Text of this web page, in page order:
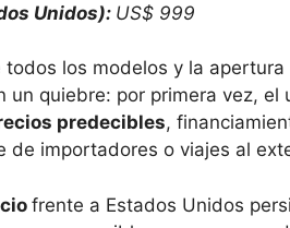
Unidos): US$ 999
los modelos y la
un quiebre: por primera vez, el
predecibles,
de importadores o viajes al
frente a Estados Unidos